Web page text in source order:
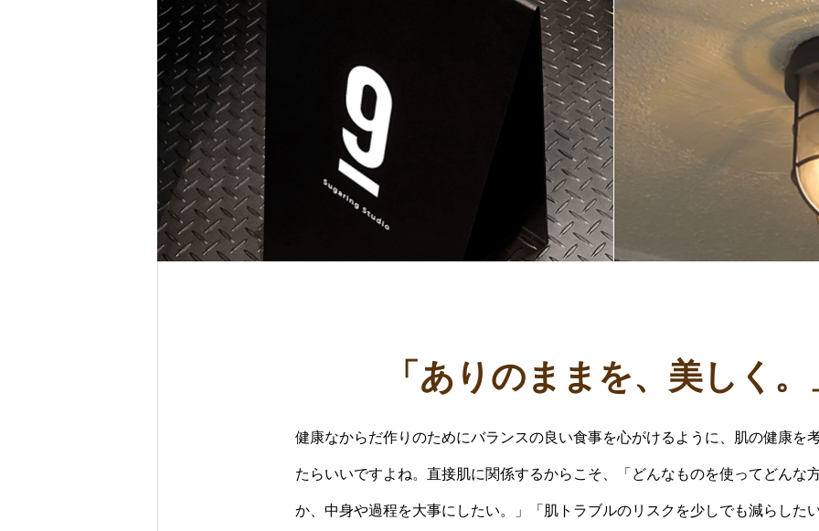
「ありのままを、美しく。
健康なからだ作りのためにバランスの良い食事を心がけるように、肌の健康を
たらいいですよね。直接肌に関係するからこそ、「どんなものを使ってどんな
か、中身や過程を大事にしたい。」「肌トラブルのリスクを少しでも減らした